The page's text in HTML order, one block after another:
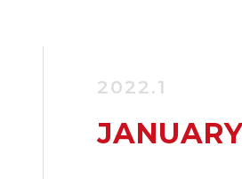
2022.1
JANUARY